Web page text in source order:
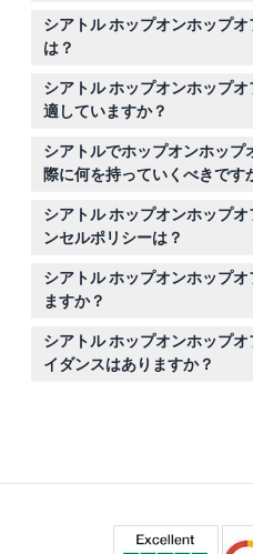
チケットはご利用開始日から
ル内の指定された停留所で
す。音声ガイダンス付きで、
ポットを巡ることができます
シアトル ホップオンホップ
は？
バスは毎日午前10時から午
ごとに出発します。全ルー
更される場合がありますので
シアトル ホップオンホップ
適していますか？
はい、5歳未満の子供は無料
ありません。家族連れでシ
バスです。
シアトルでホップオンホッ
際に何を持っていくべきです
快適な靴、天候に適した服装
からの景色を撮影するため
ケットはこのサイトでオンラ
でお忘れなく。
シアトル ホップオンホップ
ンセルポリシーは？
旅行日の24時間前までにキ
は手数料が発生しますが可
は返金不可となります。ご予
で行ってください。
シアトル ホップオンホップ
ますか？
ルート上の指定された停留所
できます。主要なスポット
プレイスマーケットも含まれ
シアトル ホップオンホップ
イダンスはありますか？